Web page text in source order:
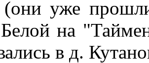
уже
на
в д.